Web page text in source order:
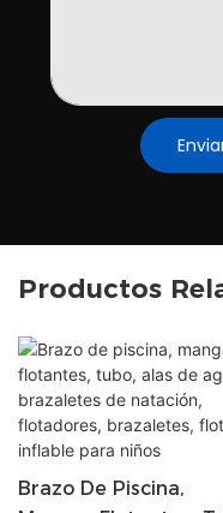
Productos
Brazo De Piscina,